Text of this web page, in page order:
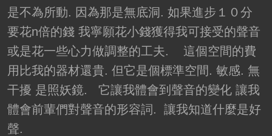
是不為所動. 因為那是無底洞. 如果進步１０分
要花n倍的錢 我寧願花小錢獲得我可接受的聲音
或是花一些心力做調整的工夫. 這個空間的費
用比我的器材還貴. 但它是個標準空間. 敏感. 無
干擾 是照妖鏡. 它讓我體會到聲音的變化 讓我
體會前輩們對聲音的形容詞. 讓我知道什麼是好
聲.